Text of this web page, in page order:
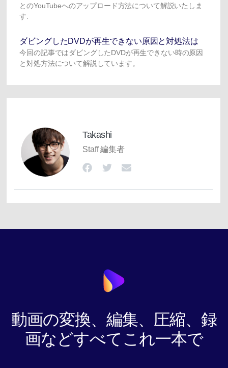
とのYouTubeへのアップロード方法について解説いたしま
す.
ダビングしたDVDが再生できない原因と対処法は
今回の記事ではダビングしたDVDが再生できない時の原因
と対処方法について解説しています。
Takashi
Staff 編集者
動画の変換、編集、圧縮、録
画などすべてこれ一本で